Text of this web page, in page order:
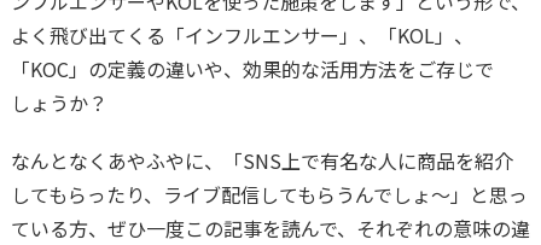
よく飛び出てくる「インフルエンサー」、「KOL」、
「KOC」の定義の違いや、効果的な活用方法をご存じで
しょうか？
なんとなくあやふやに、「SNS上で有名な人に商品を紹介
してもらったり、ライブ配信してもらうんでしょ～」と思っ
ている方、ぜひ一度この記事を読んで、それぞれの意味の違